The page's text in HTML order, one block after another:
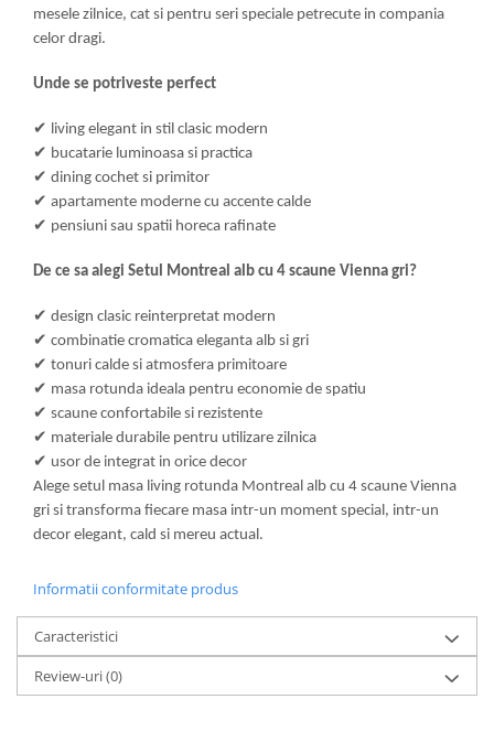
mesele zilnice, cat si pentru seri speciale petrecute in compania
celor dragi.
Unde se potriveste perfect
✔ living elegant in stil clasic modern
✔ bucatarie luminoasa si practica
✔ dining cochet si primitor
✔ apartamente moderne cu accente calde
✔ pensiuni sau spatii horeca rafinate
De ce sa alegi Setul Montreal alb cu 4 scaune Vienna gri?
✔ design clasic reinterpretat modern
✔ combinatie cromatica eleganta alb si gri
✔ tonuri calde si atmosfera primitoare
✔ masa rotunda ideala pentru economie de spatiu
✔ scaune confortabile si rezistente
✔ materiale durabile pentru utilizare zilnica
✔ usor de integrat in orice decor
Alege setul masa living rotunda Montreal alb cu 4 scaune Vienna
gri si transforma fiecare masa intr-un moment special, intr-un
decor elegant, cald si mereu actual.
Informatii conformitate produs
Caracteristici
Review-uri(0)